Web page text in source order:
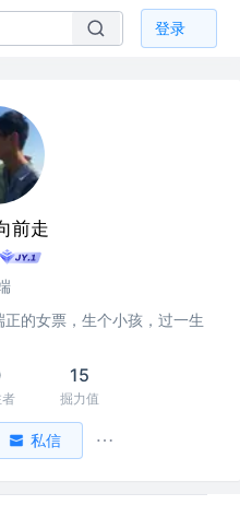
登录
前走
的女票，生个小孩，过一生
者
15
掘力值
私信